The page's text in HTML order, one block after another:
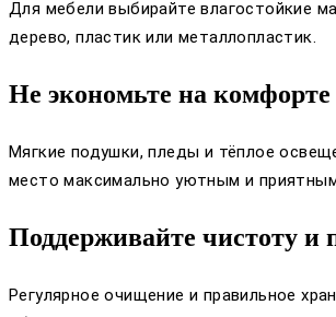
Для мебели выбирайте влагостойкие
дерево, пластик или металлопластик.
Не экономьте на комфорте
Мягкие подушки, пледы и тёплое
место максимально уютным и
Поддерживайте чистоту и
Регулярное очищение и правильное